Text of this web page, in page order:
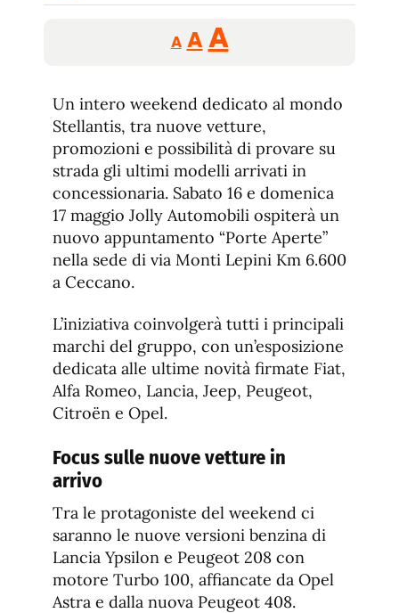
A
Reducir
tamaño
A Restablecer
tamaño
de
fuente
AAumentar
de
fuente.
Un intero weekend dedicato al mondo
Stellantis, tra nuove vetture,
promozioni e possibilità di provare su
strada gli ultimi modelli arrivati in
concessionaria. Sabato 16 e domenica
17 maggio Jolly Automobili ospiterà un
nuovo appuntamento “Porte Aperte”
nella sede di via Monti Lepini Km 6.600
a Ceccano.
L’iniziativa coinvolgerà tutti i principali
marchi del gruppo, con un’esposizione
dedicata alle ultime novità firmate Fiat,
Alfa Romeo, Lancia, Jeep, Peugeot,
Citroën e Opel.
Focus sulle nuove vetture in
arrivo
Tra le protagoniste del weekend ci
saranno le nuove versioni benzina di
Lancia Ypsilon e Peugeot 208 con
motore Turbo 100, affiancate da Opel
Astra e dalla nuova Peugeot 408.